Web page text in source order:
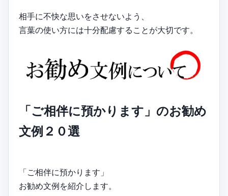
相手に不快な思いをさせないよう、
言葉の使い方には十分配慮することが大切です。
「ご相伴に預かります」のお勧め
文例２０選
「ご相伴に預かります」
お勧め文例を紹介します。